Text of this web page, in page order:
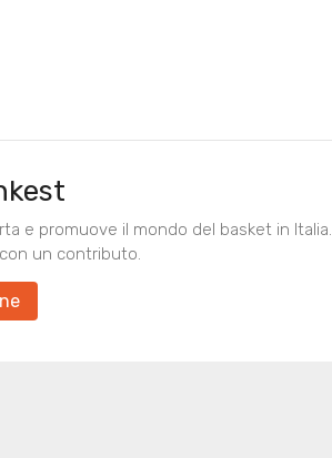
e promuove il mondo del basket in Italia.
un contributo.